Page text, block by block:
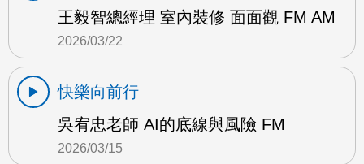
王毅智總經理 室內裝修 面面觀 FM AM
2026/03/22
快樂向前行
吳宥忠老師 AI的底線與風險 FM
2026/03/15